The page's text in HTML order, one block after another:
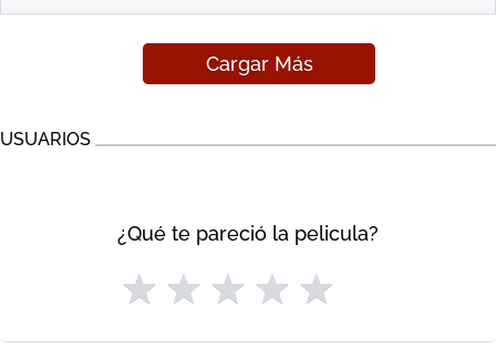
Cargar Más
USUARIOS
¿Qué te pareció la pelicula?